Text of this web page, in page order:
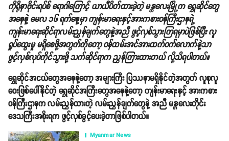
ကိုရိုနာဗိုင်းရပ်စ် ရောဂါကြောင့် ယာယီပိတ်ထားခဲ့တဲ့ မန္တလေးမြို့က ရွှေဆိုင်တွေ
အနေနဲ့ မေလ ၁၆ ရက်နေ့မှာ ကျန်းမာရေးနှင့်အားကစားဝန်ကြီးဌာနရဲ့
ကျန်းမာရေးဆိုင်ရာလမ်းညွှန်ချက်တွေနဲ့အညီ ဖွင့်လှစ်သွားကြရမှာပဲဖြစ်ပြီး လူ
ရှုပ်ထွေးမှု မရှိစေဖို့အတွက်ကိုတော့ ဝန်ထမ်းအင်အားထက်ဝက်လောက်နဲ့သာ
ဖွင့်လှစ်လုပ်ကိုင်သွားဖို့ သက်ဆိုင်ရာက ညွှန်ကြားထားတယ် လို့သိရပါတယ်။
ရွှေဆိုင်အငယ်တွေအနေနဲ့တော့ အများကြီး ပြဿနာမရှိနိုင်တဲ့အတွက် လူစုလူ
ဝေးဖြစ်ပေါ်နိုင်တဲ့ ရွှေဆိုင်အကြီးတွေအနေနဲ့တော့ ကျန်းမာရေးနှင့် အားကစား
ဝန်ကြီးဌာနက လမ်းညွှန်ထားတဲ့ လမ်းညွှန်ချက်တွေနဲ့ အညီ မန္တလေးတိုင်း
ဒေသကြီးအစိုးရက ဖွင့်လှစ်ခွင့်ပေးခဲ့တာဖြစ်ပါတယ်။
Myanmar News